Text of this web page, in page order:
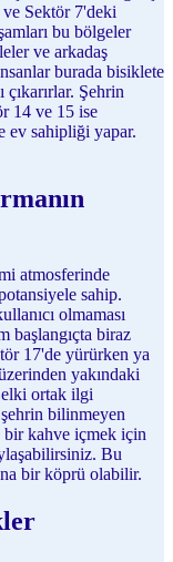
ve Sektör 7'deki
bu bölgeler
ve arkadaş
burada bisiklete
Şehrin
14 ve 15 ise
ev sahipliği yapar.
atmosferinde
sahip.
olmaması
başlangıçta biraz
17'de yürürken ya
yakındaki
ortak ilgi
bilinmeyen
bir kahve içmek için
Bu
bir köprü olabilir.